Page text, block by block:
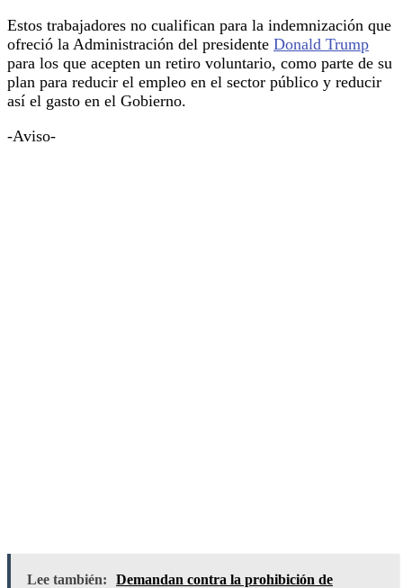
Estos trabajadores no cualifican para la indemnización que
ofreció la Administración del presidente Donald Trump
para los que acepten un retiro voluntario, como parte de su
plan para reducir el empleo en el sector público y reducir
así el gasto en el Gobierno.
-Aviso-
Lee también:
Demandan contra la prohibición de